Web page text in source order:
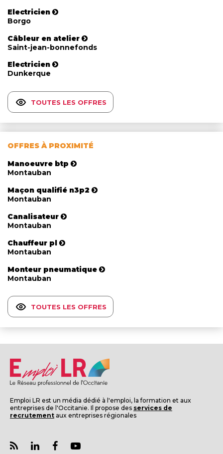
Electricien
Borgo
Câbleur en atelier
Saint-jean-bonnefonds
Electricien
Dunkerque
TOUTES LES OFFRES
OFFRES À PROXIMITÉ
Manoeuvre btp
Montauban
Maçon qualifié n3p2
Montauban
Canalisateur
Montauban
Chauffeur pl
Montauban
Monteur pneumatique
Montauban
TOUTES LES OFFRES
Emploi LR est un média dédié à l'emploi, la formation et aux
entreprises de l'Occitanie. Il propose des services de
recrutement aux entreprises régionales